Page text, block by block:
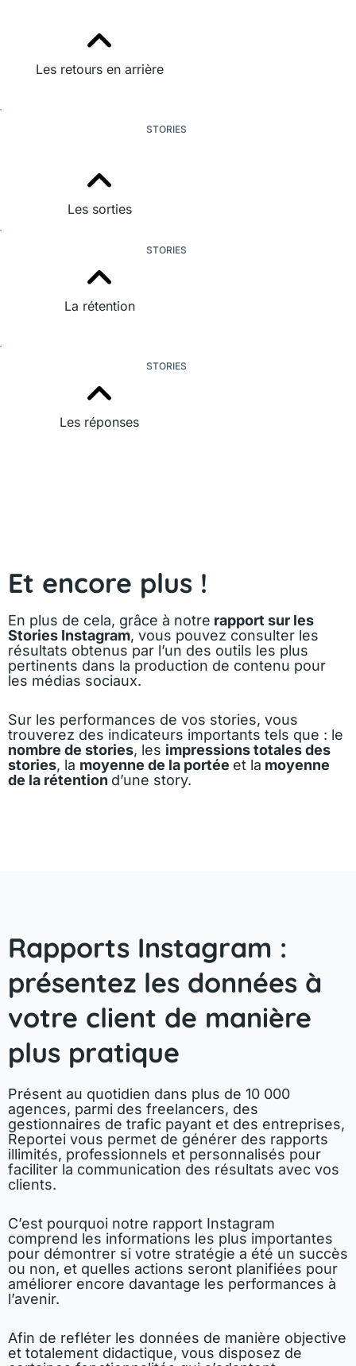
Les retours en arrière
STORIES
Les sorties
STORIES
La rétention
STORIES
Les réponses
Et encore plus !
En plus de cela, grâce à notre rapport sur les
Stories Instagram, vous pouvez consulter les
résultats obtenus par l’un des outils les plus
pertinents dans la production de contenu pour
les médias sociaux.
Sur les performances de vos stories, vous
trouverez des indicateurs importants tels que : le
nombre de stories, les impressions totales des
stories, la moyenne de la portée et la moyenne
de la rétention d’une story.
Rapports Instagram :
présentez les données à
votre client de manière
plus pratique
Présent au quotidien dans plus de 10 000
agences, parmi des freelancers, des
gestionnaires de trafic payant et des entreprises,
Reportei vous permet de générer des rapports
illimités, professionnels et personnalisés pour
faciliter la communication des résultats avec vos
clients.
C’est pourquoi notre rapport Instagram
comprend les informations les plus importantes
pour démontrer si votre stratégie a été un succès
ou non, et quelles actions seront planifiées pour
améliorer encore davantage les performances à
l’avenir.
Afin de refléter les données de manière objective
et totalement didactique, vous disposez de